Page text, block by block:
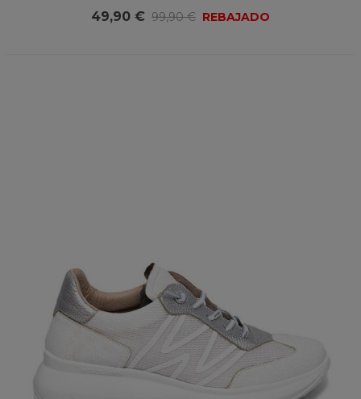
49,90 € 99,90 € REBAJADO